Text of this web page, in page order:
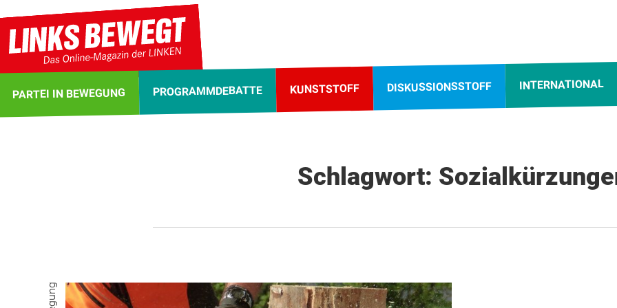
PARTEI IN BEWEGUNG PROGRAMMDEBATTE KUNSTSTOFF DISKUSSIONSSTOFF INTERNATIONAL
Schlagwort: